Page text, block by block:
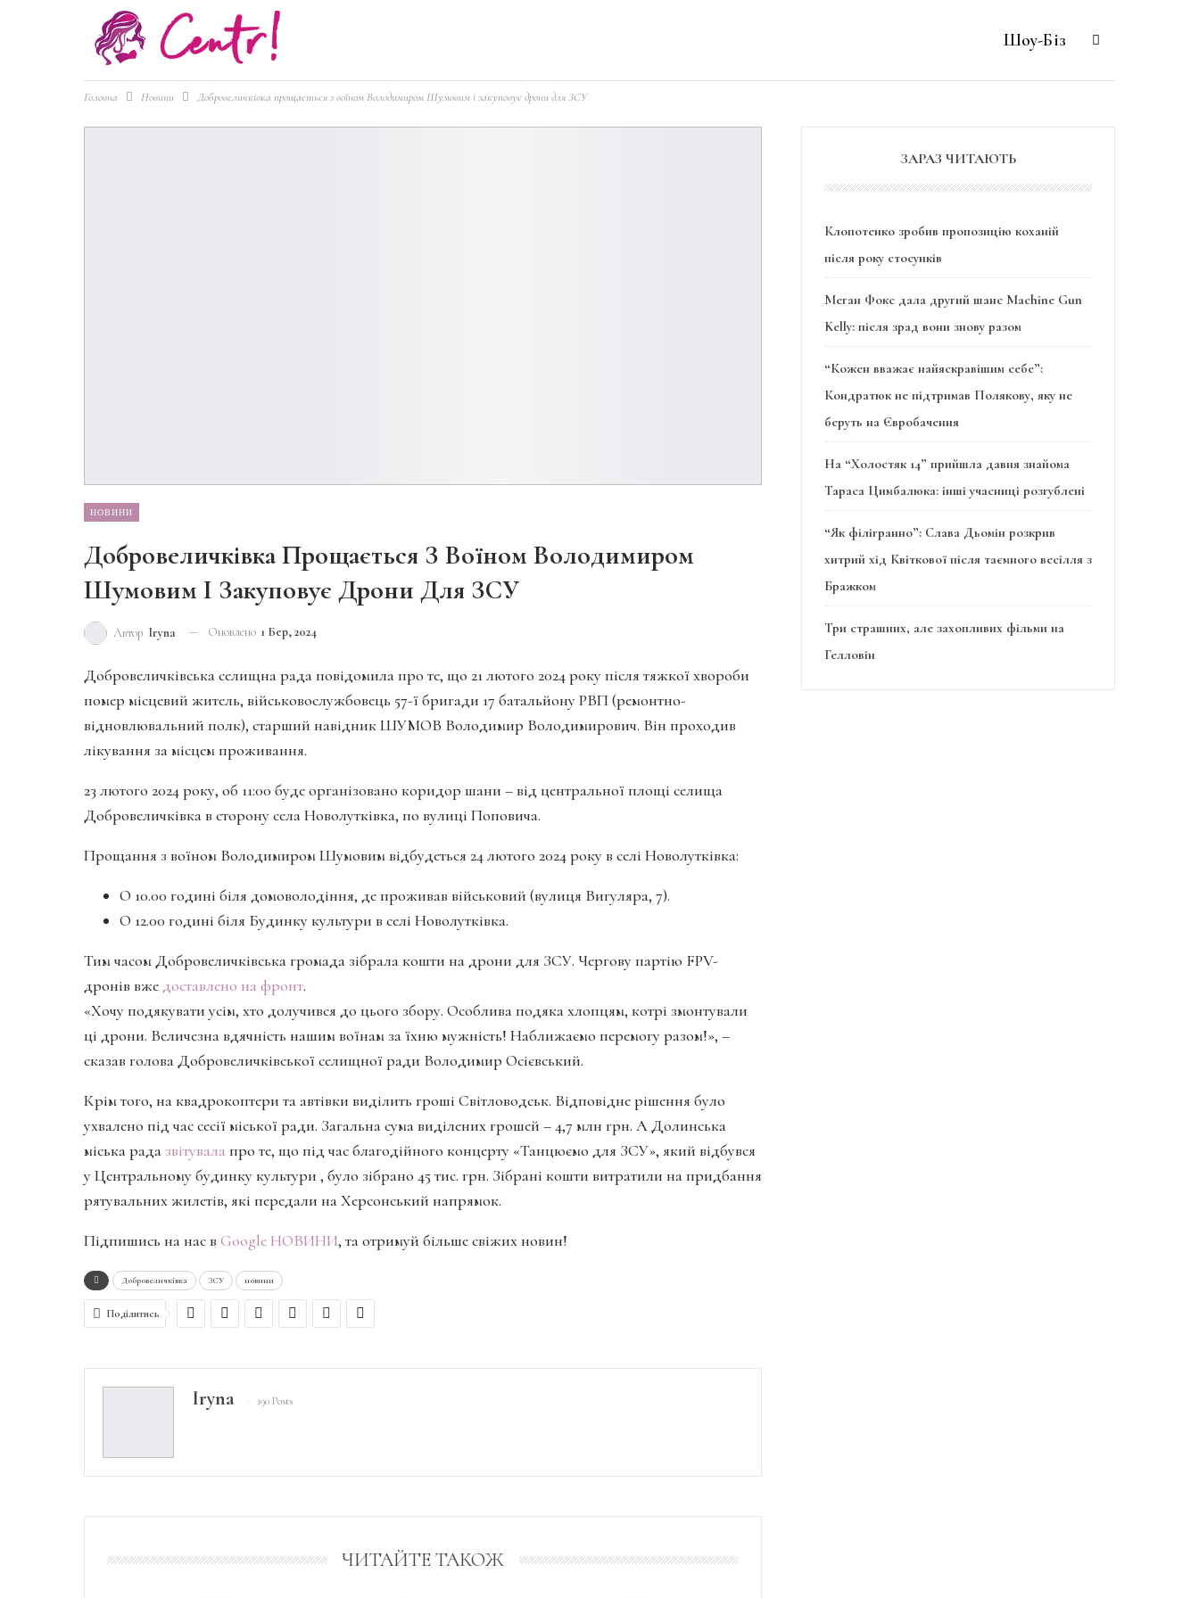
Шоу-Біз
Головна Новини Добровеличківка прощається з воїном Володимиром Шумовим і закуповує дрони для ЗСУ
НОВИНИ
Добровеличківка Прощається З Воїном Володимиром
Шумовим І Закуповує Дрони Для ЗСУ
Автор Iryna Оновлено 1 Бер, 2024
Добровеличківська селищна рада повідомила про те, що 21 лютого 2024 року після тяжкої хвороби
помер місцевий житель, військовослужбовець 57-ї бригади 17 батальйону РВП (ремонтно-
відновлювальний полк), старший навідник ШУМОВ Володимир Володимирович. Він проходив
лікування за місцем проживання.
23 лютого 2024 року, об 11:00 буде організовано коридор шани – від центральної площі селища
Добровеличківка в сторону села Новолутківка, по вулиці Поповича.
Прощання з воїном Володимиром Шумовим відбудеться 24 лютого 2024 року в селі Новолутківка:
О 10.00 годині біля домоволодіння, де проживав військовий (вулиця Вигуляра, 7).
О 12.00 годині біля Будинку культури в селі Новолутківка.
Тим часом Добровеличківська громада зібрала кошти на дрони для ЗСУ. Чергову партію FPV-
дронів вже доставлено на фронт.
«Хочу подякувати усім, хто долучився до цього збору. Особлива подяка хлопцям, котрі змонтували
ці дрони. Величезна вдячність нашим воїнам за їхню мужність! Наближаємо перемогу разом!», –
сказав голова Добровеличківської селищної ради Володимир Осієвський.
Крім того, на квадрокоптери та автівки виділить гроші Світловодськ. Відповідне рішення було
ухвалено під час сесії міської ради. Загальна сума виділених грошей – 4,7 млн грн. А Долинська
міська рада звітувала про те, що під час благодійного концерту «Танцюємо для ЗСУ», який відбувся
у Центральному будинку культури , було зібрано 45 тис. грн. Зібрані кошти витратили на придбання
рятувальних жилетів, які передали на Херсонський напрямок.
Підпишись на нас в Google НОВИНИ, та отримуй більше свіжих новин!
Добровеличківка ЗСУ новини
Поділитись
Iryna 190 Posts
ЧИТАЙТЕ ТАКОЖ
ЗАРАЗ ЧИТАЮТЬ
Клопотенко зробив пропозицію коханій
після року стосунків
Меган Фокс дала другий шанс Machine Gun
Kelly: після зрад вони знову разом
“Кожен вважає найяскравішим себе”:
Кондратюк не підтримав Полякову, яку не
беруть на Євробачення
На “Холостяк 14” прийшла давня знайома
Тараса Цимбалюка: інші учасниці розгублені
“Як філігранно”: Слава Дьомін розкрив
хитрий хід Квіткової після таємного весілля з
Бражком
Три страшних, але захопливих фільми на
Гелловін